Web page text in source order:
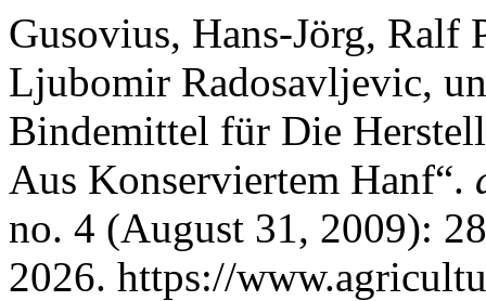
Gusovius, Hans-Jörg, Ralf
Ljubomir Radosavljevic,
Bindemittel für Die
Aus Konserviertem Hanf“.
no. 4 (August 31, 2009):
2026. https://